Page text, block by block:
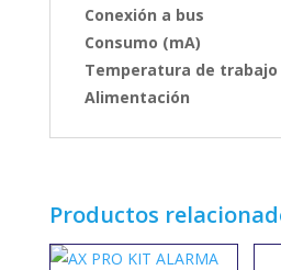
Conexión a bus
Consumo (mA)
Temperatura de trabajo
Alimentación
Productos